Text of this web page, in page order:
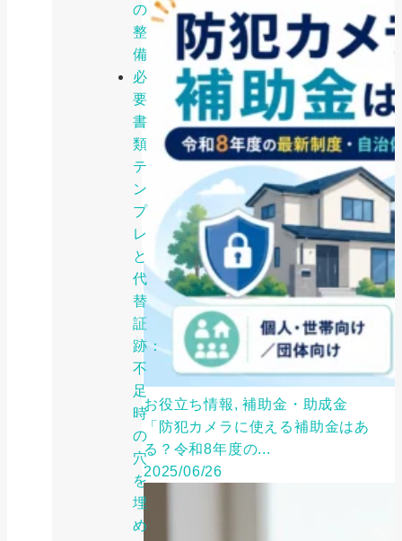
の
整
備
必
要
書
類
テ
ン
プ
レ
と
代
替
証
跡：
不
足
時
の
穴
を
埋
め
お役立ち情報, 補助金・助成金
「防犯カメラに使える補助金はあ
る？令和8年度の...
2025/06/26